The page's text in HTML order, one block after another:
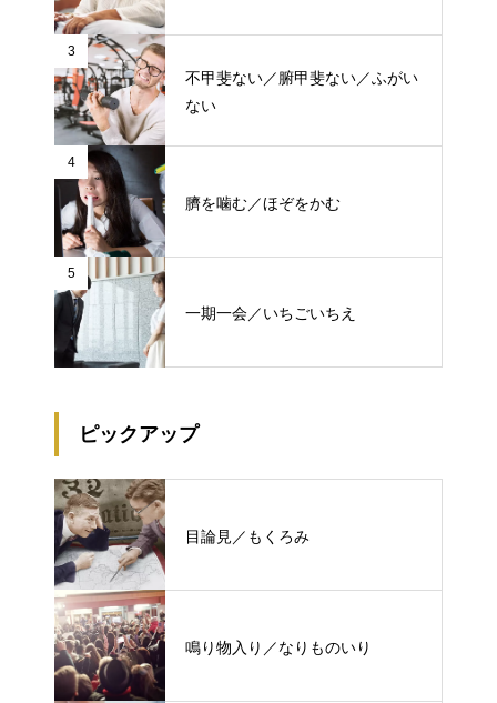
3
不甲斐ない／腑甲斐ない／ふがい
ない
4
臍を噛む／ほぞをかむ
5
一期一会／いちごいちえ
ピックアップ
目論見／もくろみ
鳴り物入り／なりものいり